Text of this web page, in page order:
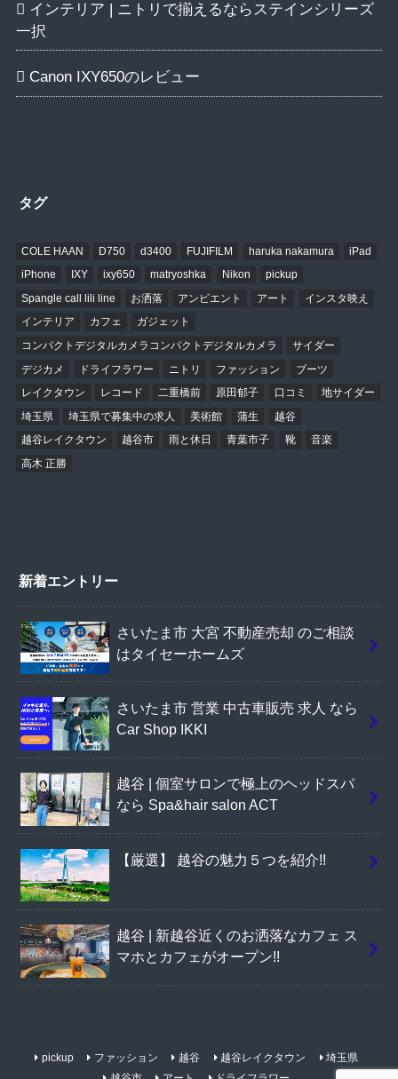
インテリア | ニトリで揃えるならステインシリーズ
一択
Canon IXY650のレビュー
タグ
COLE HAAN D750 d3400 FUJIFILM haruka nakamura
iPad
iPhone
IXY ixy650 matryoshka Nikon
pickup
Spangle call lili line
お洒落 アンビエント アート
インスタ映え
インテリア
カフェ
ガジェット
コンパクトデジタルカメラコンパクトデジタルカメラ
サイダー
デジカメ
ドライフラワー ニトリ ファッション
ブーツ
レイクタウン
レコード 二重橋前 原田郁子 口コミ
地サイダー
埼玉県
埼玉県で募集中の求人 美術館 蒲生
越谷
越谷レイクタウン
越谷市 雨と休日 青葉市子 靴
音楽
高木 正勝
新着エントリー
さいたま市 大宮 不動産売却 のご相談
はタイセーホームズ
さいたま市 営業 中古車販売 求人 なら
Car Shop IKKI
越谷 | 個室サロンで極上のヘッドスパ
なら Spa&hair salon ACT
【厳選】 越谷の魅力５つを紹介!!
越谷 | 新越谷近くのお洒落なカフェ ス
マホとカフェがオープン!!
pickup ファッション 越谷 越谷レイクタウン
埼玉県